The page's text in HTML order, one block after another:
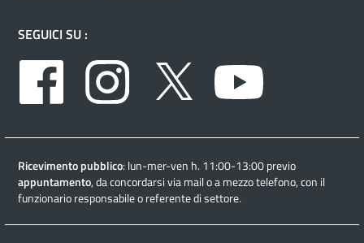
SEGUICI SU :
Facebook
Instagram Twitter
Ricevimento pubblico: lun-mer-ven h. 11:00-13:00 previo
appuntamento, da concordarsi via mail o a mezzo telefono, con il
funzionario responsabile o referente di settore.